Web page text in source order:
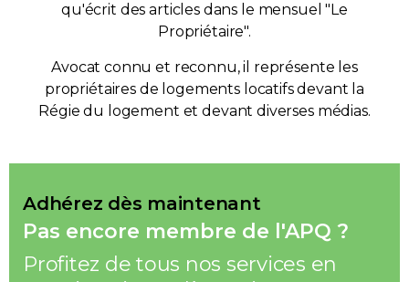
qu'écrit des articles dans le mensuel "Le
Propriétaire".
Avocat connu et reconnu, il représente les
propriétaires de logements locatifs devant la
Régie du logement et devant diverses médias.
Adhérez dès maintenant
Pas encore membre de l'APQ ?
Profitez de tous nos services en